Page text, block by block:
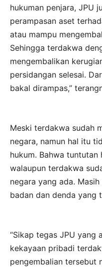
hukuman penjara, JPU
perampasan aset
atau mampu
Sehingga terdakwa
mengembalikan
persidangan selesai.
bakal dirampas,”
Meski terdakwa sudah
negara, namun hal itu
hukum. Bahwa
walaupun terdakwa
negara yang ada.
badan dan denda yang
“Sikap tegas JPU yang
kekayaan pribadi
pengembalian tersebut